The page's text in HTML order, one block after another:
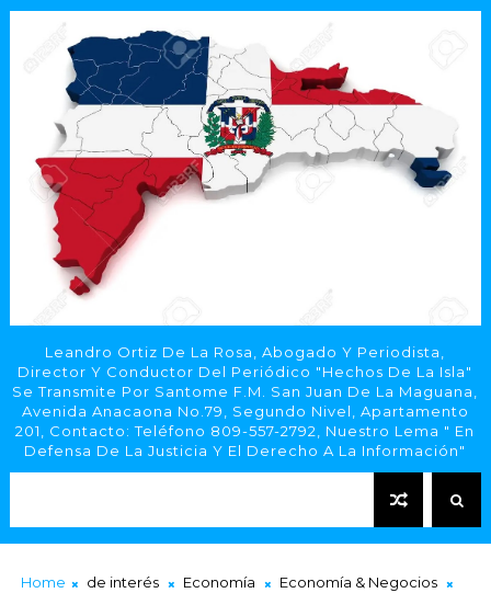
Leandro Ortiz De La Rosa, Abogado Y Periodista,
Director Y Conductor Del Periódico "Hechos De La Isla"
Se Transmite Por Santome F.M. San Juan De La Maguana,
Avenida Anacaona No.79, Segundo Nivel, Apartamento
201, Contacto: Teléfono 809-557-2792, Nuestro Lema " En
Defensa De La Justicia Y El Derecho A La Información"
Home de interés Economía
Economía & Negocios